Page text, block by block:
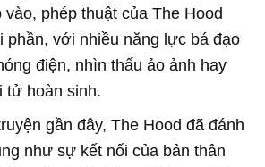
vào, phép thuật của The Hood
phần, với nhiều năng lực bá đạo
điện, nhìn thấu ảo ảnh hay
tử hoàn sinh.
gần đây, The Hood đã đánh
như sự kết nối của bản thân